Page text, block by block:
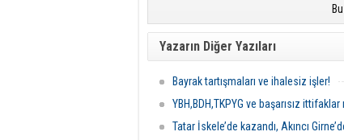
Yazarın Diğer Yazıları
Bayrak tartışmaları ve ihalesiz işler!
YBH,BDH,TKPYG ve başarısız ittifaklar
Tatar İskele’de kazandı, Akıncı